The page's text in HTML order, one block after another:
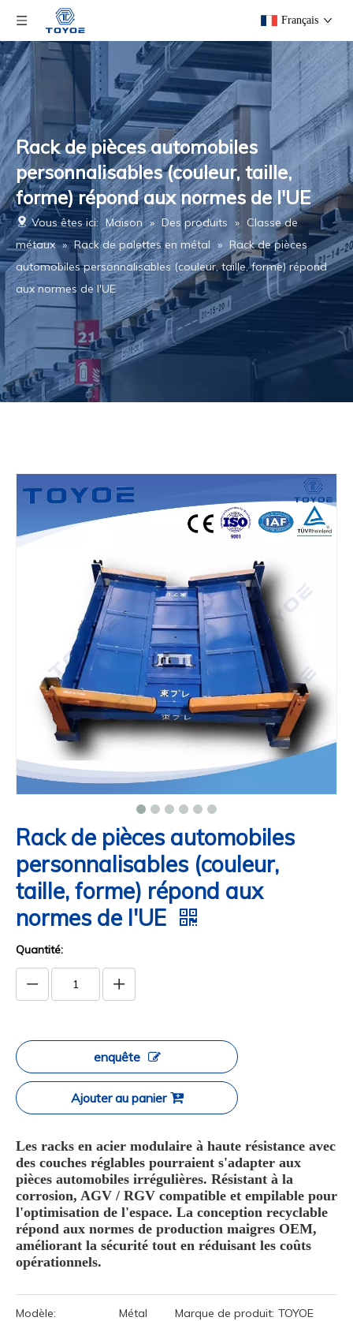
Français
Rack de pièces automobiles
personnalisables (couleur, taille,
forme) répond aux normes de l'UE
Vous êtes ici: Maison » Des produits » Classe de
métaux » Rack de palettes en métal » Rack de pièces
automobiles personnalisables (couleur, taille, forme) répond
aux normes de l'UE
Rack de pièces automobiles
personnalisables (couleur,
taille, forme) répond aux
normes de l'UE
Quantité:
enquête
Ajouter au panier
Les racks en acier modulaire à haute résistance avec
des couches réglables pourraient s'adapter aux
pièces automobiles irrégulières. Résistant à la
corrosion, AGV / RGV compatible et empilable pour
l'optimisation de l'espace. La conception recyclable
répond aux normes de production maigres OEM,
améliorant la sécurité tout en réduisant les coûts
opérationnels.
Modèle: Métal Marque de produit: TOYOE